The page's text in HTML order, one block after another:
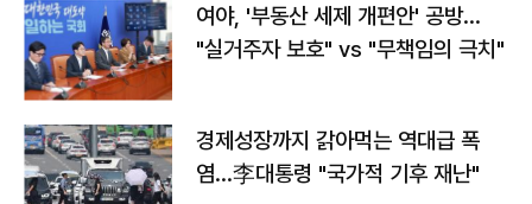
여야, '부동산 세제 개편안' 공방…
"실거주자 보호" vs "무책임의 극치"
경제성장까지 갉아먹는 역대급 폭
염…李대통령 "국가적 기후 재난"